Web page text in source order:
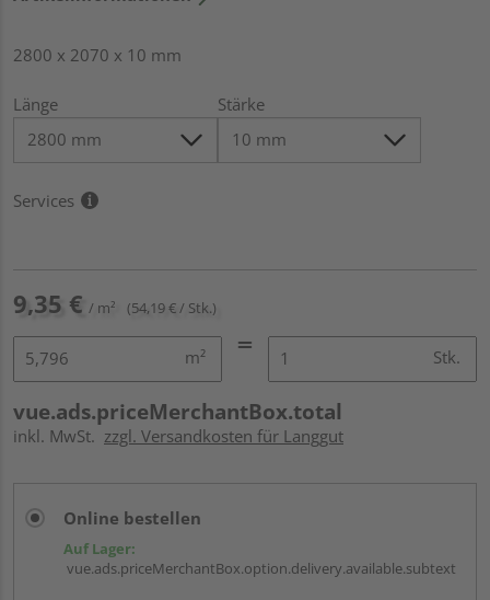
2800 x 2070 x 10 mm
Länge Stärke
Services
9,35 € / m² (54,19 € / Stk.)
m² Stk.
vue.ads.priceMerchantBox.total
inkl. MwSt. zzgl. Versandkosten für Langgut
Online bestellen
Auf Lager:
vue.ads.priceMerchantBox.option.delivery.available.subtext